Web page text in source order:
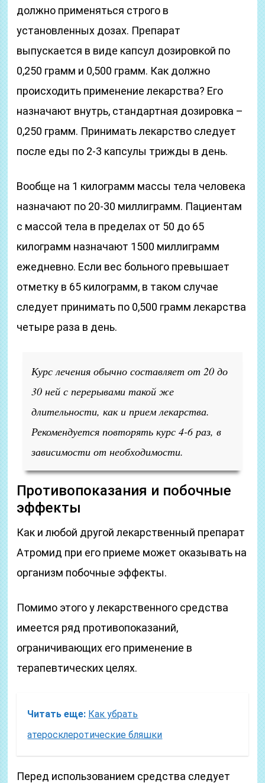
должно применяться строго в
установленных дозах. Препарат
выпускается в виде капсул дозировкой по
0,250 грамм и 0,500 грамм. Как должно
происходить применение лекарства? Его
назначают внутрь, стандартная дозировка –
0,250 грамм. Принимать лекарство следует
после еды по 2-3 капсулы трижды в день.
Вообще на 1 килограмм массы тела человека
назначают по 20-30 миллиграмм. Пациентам
с массой тела в пределах от 50 до 65
килограмм назначают 1500 миллиграмм
ежедневно. Если вес больного превышает
отметку в 65 килограмм, в таком случае
следует принимать по 0,500 грамм лекарства
четыре раза в день.
Курс лечения обычно составляет от 20 до
30 ней с перерывами такой же
длительности, как и прием лекарства.
Рекомендуется повторять курс 4-6 раз, в
зависимости от необходимости.
Противопоказания и побочные
эффекты
Как и любой другой лекарственный препарат
Атромид при его приеме может оказывать на
организм побочные эффекты.
Помимо этого у лекарственного средства
имеется ряд противопоказаний,
ограничивающих его применение в
терапевтических целях.
Читать еще: Как убрать
атеросклеротические бляшки
Перед использованием средства следует